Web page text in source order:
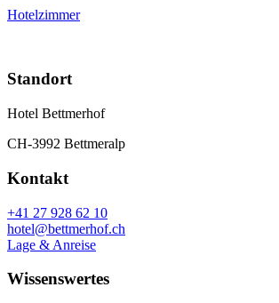
Hotelzimmer
Standort
Hotel Bettmerhof
CH-3992 Bettmeralp
Kontakt
+41 27 928 62 10
hotel@bettmerhof.ch
Lage & Anreise
Wissenswertes